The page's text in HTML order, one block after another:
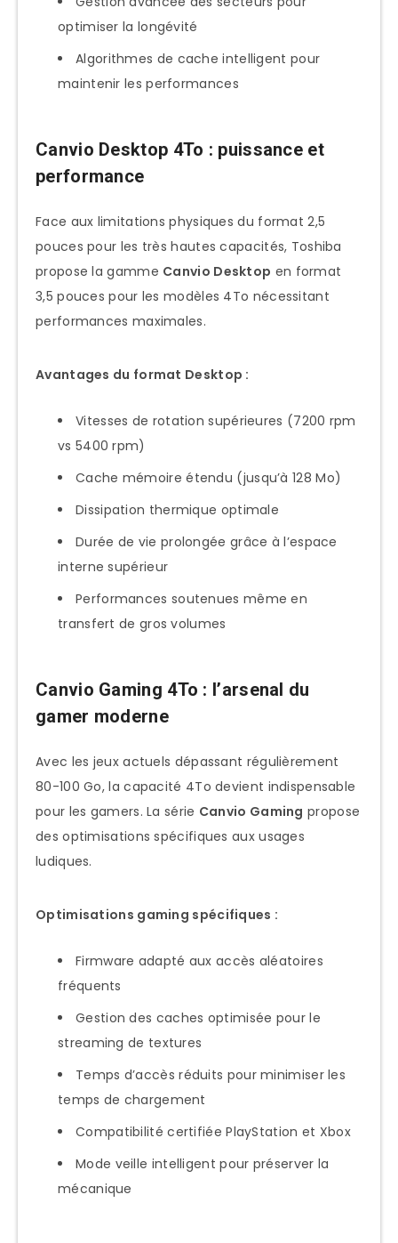
Roadmap Toshiba 2025-2028
Impact sur votre décision d’achat
Conclusion : notre verdict final sur les
disques Toshiba 4To
personnalisée
optimiser la longévité
Algorithmes de cache intelligent pour
maintenir les performances
Canvio Desktop 4To : puissance et
performance
Face aux limitations physiques du format 2,5
pouces pour les très hautes capacités, Toshiba
propose la gamme Canvio Desktop en format
3,5 pouces pour les modèles 4To nécessitant
performances maximales.
Avantages du format Desktop :
Vitesses de rotation supérieures (7200 rpm
vs 5400 rpm)
Cache mémoire étendu (jusqu’à 128 Mo)
Dissipation thermique optimale
Durée de vie prolongée grâce à l’espace
interne supérieur
Performances soutenues même en
transfert de gros volumes
Canvio Gaming 4To : l’arsenal du
gamer moderne
Avec les jeux actuels dépassant régulièrement
80-100 Go, la capacité 4To devient indispensable
pour les gamers. La série Canvio Gaming propose
des optimisations spécifiques aux usages
ludiques.
Optimisations gaming spécifiques :
Firmware adapté aux accès aléatoires
fréquents
Gestion des caches optimisée pour le
streaming de textures
Temps d’accès réduits pour minimiser les
temps de chargement
Compatibilité certifiée PlayStation et Xbox
Mode veille intelligent pour préserver la
mécanique